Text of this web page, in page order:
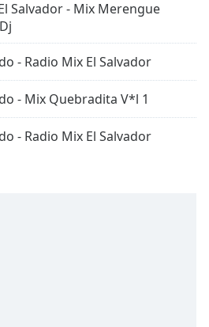
Salvador - Mix Merengue
- Radio Mix El Salvador
- Mix Quebradita V*l 1
- Radio Mix El Salvador